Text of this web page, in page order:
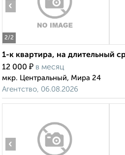
2/2
‹
1-к квартира, на длительный
12 000 ₽ в месяц
мкр. Центральный, Мира 24
Агентство, 06.08.2026
‹